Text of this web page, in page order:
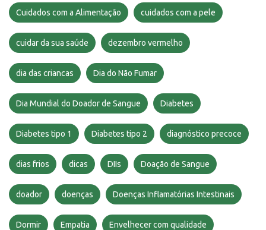
Cuidados com a Alimentação cuidados com a pele
cuidar da sua saúde dezembro vermelho
dia das criancas Dia do Não Fumar
Dia Mundial do Doador de Sangue Diabetes
Diabetes tipo 1 Diabetes tipo 2 diagnóstico precoce
dias frios dicas DIIs Doação de Sangue
doador doenças Doenças Inflamatórias Intestinais
Dormir Empatia Envelhecer com qualidade